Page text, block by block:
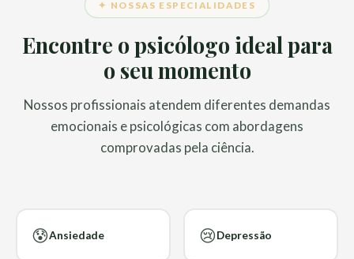
✦ NOSSAS ESPECIALIDADES
Encontre o psicólogo ideal para
o seu momento
Nossos profissionais atendem diferentes demandas
emocionais e psicológicas com abordagens
comprovadas pela ciência.
😰Ansiedade 😢Depressão